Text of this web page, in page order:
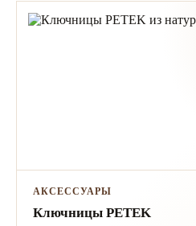
АКСЕССУАРЫ
Ключницы PETEK